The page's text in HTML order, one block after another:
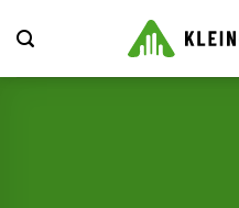
Inhalt
springen